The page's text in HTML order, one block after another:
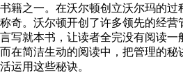
书籍之一。在沃尔顿创立沃尔玛的
称奇。沃尔顿开创了许多领先的经
言写就本书，让读者全完没有阅读一
而在简洁生动的阅读中，把管理的秘
活运用这些秘诀。